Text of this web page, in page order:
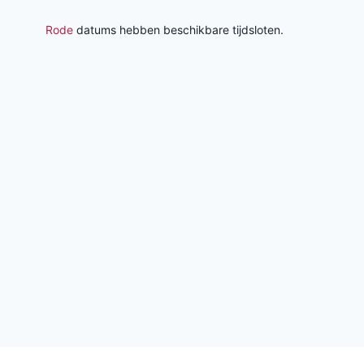
Rode datums hebben beschikbare tijdsloten.